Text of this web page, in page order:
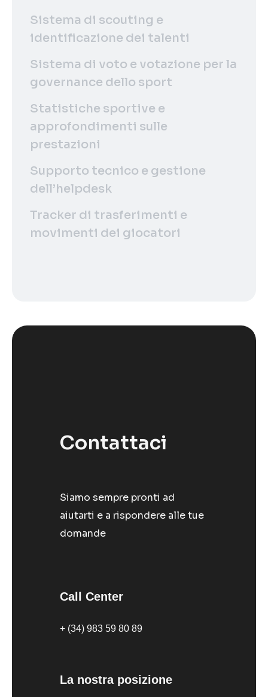
Sistema di scouting e
identificazione dei talenti
Sistema di voto e votazione per la
governance dello sport
Statistiche sportive e
approfondimenti sulle
prestazioni
Supporto tecnico e gestione
dell’helpdesk
Tracker di trasferimenti e
movimenti dei giocatori
Contattaci
Siamo sempre pronti ad
aiutarti e a rispondere alle tue
domande
Call Center
+ (34) 983 59 80 89
La nostra posizione